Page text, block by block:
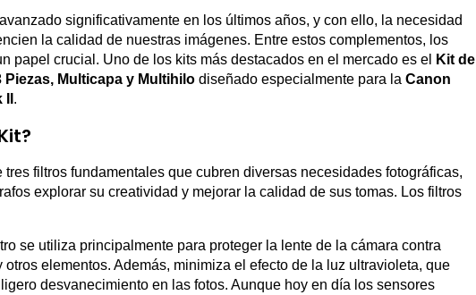
significativamente en los últimos años, y con ello, la necesidad
la calidad de nuestras imágenes. Entre estos complementos, los
papel crucial. Uno de los kits más destacados en el mercado es el
Kit de
Piezas, Multicapa y Multihilodiseñado especialmente para la Canon
.
tres filtros fundamentales que cubren diversas necesidades fotográficas,
explorar su creatividad y mejorar la calidad de sus tomas. Los filtros
se utiliza principalmente para proteger la lente de la cámara contra
otros elementos. Además, minimiza el efecto de la luz ultravioleta, que
desvanecimiento en las fotos. Aunque hoy en día los sensores